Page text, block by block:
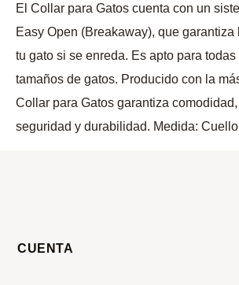
El Collar para Gatos cuenta con un
Easy Open (Breakaway), que
tu gato si se enreda. Es apto para
tamaños de gatos. Producido con la
Collar para Gatos garantiza
seguridad y durabilidad. Medida:
CUENTA